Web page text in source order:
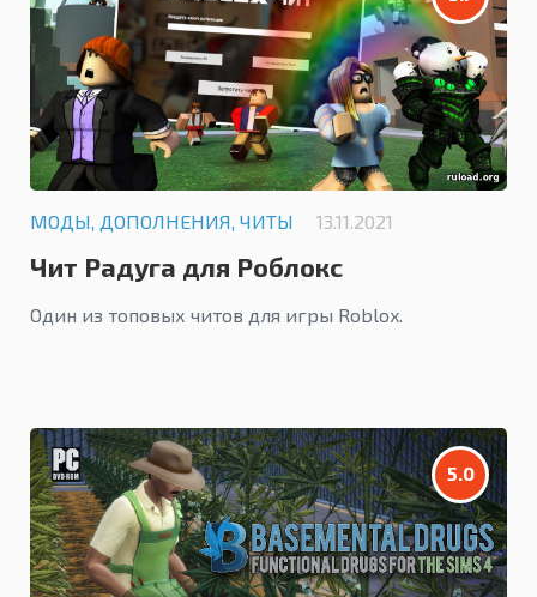
МОДЫ, ДОПОЛНЕНИЯ, ЧИТЫ 13.11.2021
Чит Радуга для Роблокс
Один из топовых читов для игры Roblox.
5.0